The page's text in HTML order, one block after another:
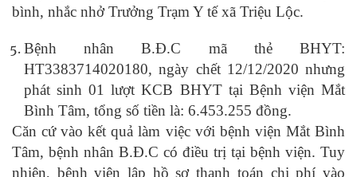
bình, nhắc nhở Trưởng Trạm Y tế xã Triệu Lộc.
Bệnh nhân B.Đ.C mã thẻ BHYT:
HT3383714020180, ngày chết 12/12/2020 nhưng
phát sinh 01 lượt KCB BHYT tại Bệnh viện Mắt
Bình Tâm, tổng số tiền là: 6.453.255 đồng.
Căn cứ vào kết quả làm việc với bệnh viện Mắt Bình
Tâm, bệnh nhân B.Đ.C có điều trị tại bệnh viện. Tuy
nhiên, bệnh viện lập hồ sơ thanh toán chi phí vào